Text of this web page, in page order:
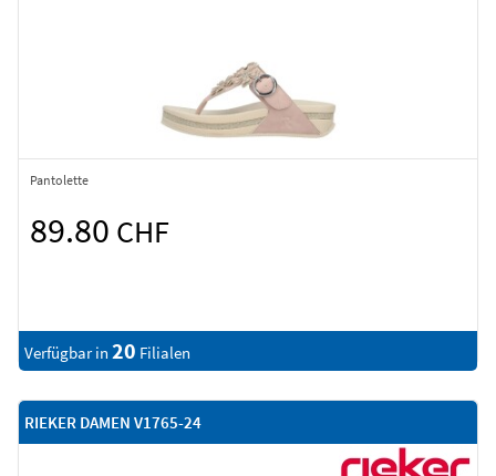
Pantolette
89.80 CHF
Verfügbar in 20 Filialen
RIEKER DAMEN V1765-24